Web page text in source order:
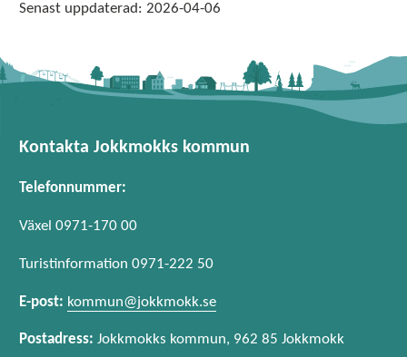
Senast uppdaterad: 2026-04-06
Kontakta Jokkmokks kommun
Telefonnummer:
Växel 0971-170 00
Turistinformation 0971-222 50
E-post: kommun@jokkmokk.se
Postadress: Jokkmokks kommun, 962 85 Jokkmokk